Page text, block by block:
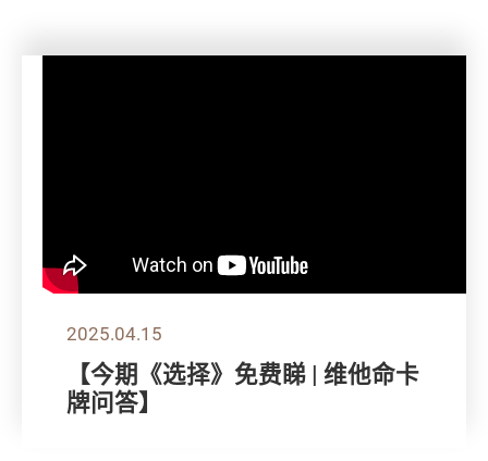
2025.04.15
【今期《选择》免费睇 | 维他命卡
牌问答】